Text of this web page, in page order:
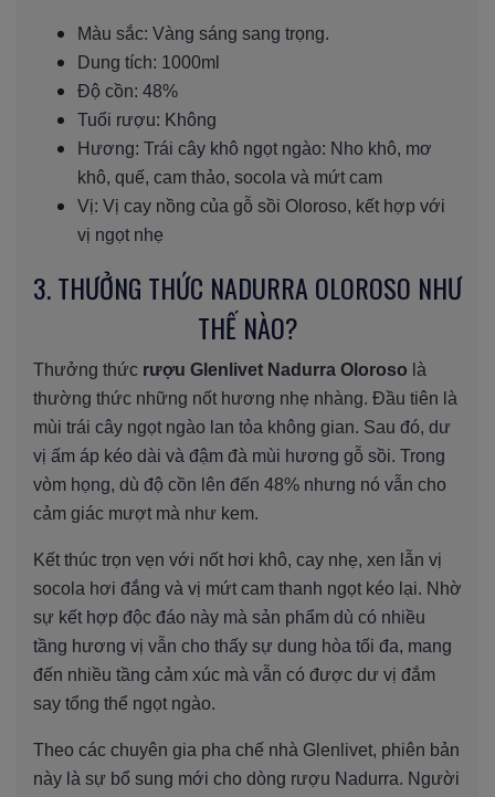
Màu sắc: Vàng sáng sang trọng.
Dung tích: 1000ml
Độ cồn: 48%
Tuổi rượu: Không
Hương: Trái cây khô ngọt ngào: Nho khô, mơ
khô, quế, cam thảo, socola và mứt cam
Vị: Vị cay nồng của gỗ sồi Oloroso, kết hợp với
vị ngọt nhẹ
3. THƯỞNG THỨC NADURRA OLOROSO NHƯ
THẾ NÀO?
Thưởng thức rượu Glenlivet Nadurra Oloroso là
thường thức những nốt hương nhẹ nhàng. Đầu tiên là
mùi trái cây ngọt ngào lan tỏa không gian. Sau đó, dư
vị ấm áp kéo dài và đậm đà mùi hương gỗ sồi. Trong
vòm họng, dù độ cồn lên đến 48% nhưng nó vẫn cho
cảm giác mượt mà như kem.
Kết thúc trọn vẹn với nốt hơi khô, cay nhẹ, xen lẫn vị
socola hơi đắng và vị mứt cam thanh ngọt kéo lại. Nhờ
sự kết hợp độc đáo này mà sản phẩm dù có nhiều
tầng hương vị vẫn cho thấy sự dung hòa tối đa, mang
đến nhiều tầng cảm xúc mà vẫn có được dư vị đắm
say tổng thể ngọt ngào.
Theo các chuyên gia pha chế nhà Glenlivet, phiên bản
này là sự bổ sung mới cho dòng rượu Nadurra. Người